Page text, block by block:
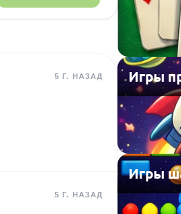
5 Г. НАЗАД
5 Г. НАЗАД
Игры
Игры